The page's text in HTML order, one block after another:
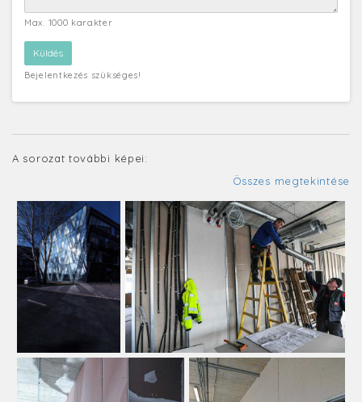
Max. 1000 karakter
Bejelentkezés szükséges!
A sorozat további képei:
Összes megtekintése